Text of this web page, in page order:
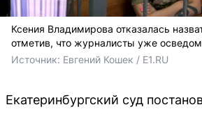
Ксения Владимирова отказалась
отметив, что журналисты уже
Источник: Евгений Кошек / E1.RU
Екатеринбургский суд